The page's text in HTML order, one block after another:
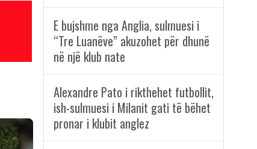
E bujshme nga Anglia, sulmuesi i
“Tre Luanëve” akuzohet për dhunë
në një klub nate
Alexandre Pato i rikthehet futbollit,
ish-sulmuesi i Milanit gati të bëhet
pronar i klubit anglez